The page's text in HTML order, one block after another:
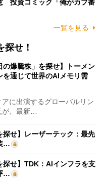
投資コミック「俺がカブ番
一覧を見る
探せ！
の爆騰株」を探せ】トーメン
を通じて世界のAIメモリ需
に出演するグローバルリン
、最新…
探せ】レーザーテック：最先
…
探せ】TDK：AIインフラを支
…